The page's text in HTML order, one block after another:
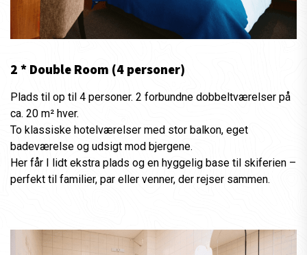
2 * Double Room (4 personer)
Plads til op til 4 personer. 2 forbundne dobbeltværelser på
ca. 20 m² hver.
To klassiske hotelværelser med stor balkon, eget
badeværelse og udsigt mod bjergene.
Her får I lidt ekstra plads og en hyggelig base til skiferien –
perfekt til familier, par eller venner, der rejser sammen.